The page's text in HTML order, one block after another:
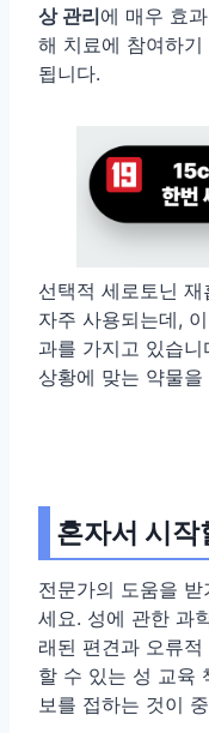
상 관리에 매우 효
해 치료에 참여하
됩니다.
선택적 세로토닌
자주 사용되는데,
과를 가지고 있습
상황에 맞는 약물
혼자서 시작
전문가의 도움을 받
세요. 성에 관한 과
래된 편견과 오류
할 수 있는 성 교육
보를 접하는 것이